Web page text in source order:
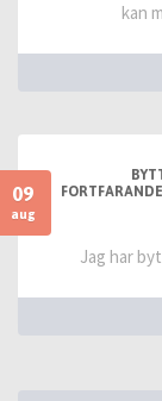
kan
09
aug
Jag har